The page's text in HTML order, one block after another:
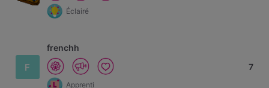
Éclairé
F
frenchh
Apprenti
7